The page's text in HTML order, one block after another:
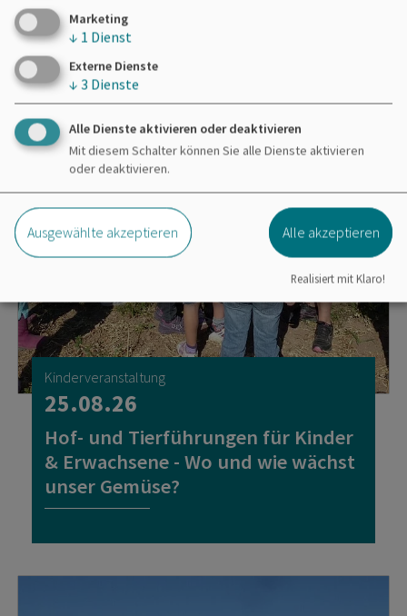
Kinderveranstaltung
25.08.26
Hof- und Tierführungen für Kinder
& Erwachsene - Wo und wie wächst
unser Gemüse?
Marketing
↓ 1 Dienst
Externe Dienste
↓ 3 Dienste
Alle Dienste aktivieren oder deaktivieren
Mit diesem Schalter können Sie alle Dienste aktivieren
oder deaktivieren.
Ausgewählte akzeptieren Alle akzeptieren
Realisiert mit Klaro!